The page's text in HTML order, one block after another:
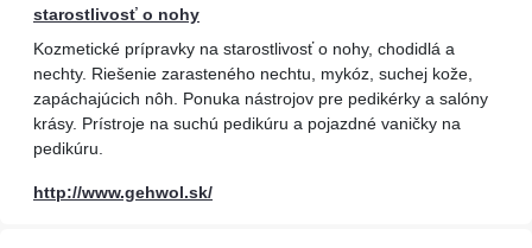
starostlivosť o nohy
Kozmetické prípravky na starostlivosť o nohy, chodidlá a
nechty. Riešenie zarasteného nechtu, mykóz, suchej kože,
zapáchajúcich nôh. Ponuka nástrojov pre pedikérky a salóny
krásy. Prístroje na suchú pedikúru a pojazdné vaničky na
pedikúru.
http://www.gehwol.sk/